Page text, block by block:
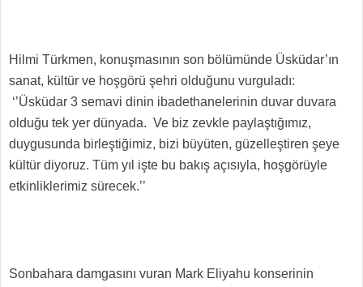
Hilmi Türkmen, konuşmasının son bölümünde Üsküdar’ın
sanat, kültür ve hoşgörü şehri olduğunu vurguladı:
‘’Üsküdar 3 semavi dinin ibadethanelerinin duvar duvara
olduğu tek yer dünyada. Ve biz zevkle paylaştığımız,
duygusunda birleştiğimiz, bizi büyüten, güzelleştiren şeye
kültür diyoruz. Tüm yıl işte bu bakış açısıyla, hoşgörüyle
etkinliklerimiz sürecek.’’
Sonbahara damgasını vuran Mark Eliyahu konserinin